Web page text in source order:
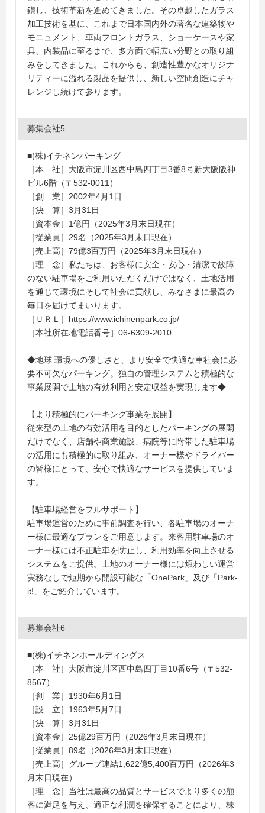
鑚し、技術革新を進めてきました。その卓越したガラス
加工技術を基に、これまで日本国内外の著名な建築物や
モニュメント、車両フロントガラス、ショーケースや家
具、内装品に至るまで、多方面で幅広い分野との取り組
みをしてきました。これからも、創造性豊かなオリジナ
リティーに溢れる製品を提供し、新しい空間創造にチャ
レンジし続けて参ります。
募集会社5
■(株)イチネンパーキング
［本 社］大阪市淀川区西中島四丁目3番8号新大阪阪神
ビル6階（〒532-0011）
［創 業］2002年4月1日
［決 算］3月31日
［資本金］1億円（2025年3月末日現在）
［従業員］29名（2025年3月末日現在）
［売上高］79億3百万円（2025年3月末日現在）
［理 念］私たちは、お客様に安全・安心・清潔で故障
のない駐車場をご利用いただくだけではなく、土地活用
を通じて環境にそして社会に貢献し、みなさまに最高の
毎日を届けてまいります。
［ＵＲＬ］https://www.ichinenpark.co.jp/
［本社所在地電話番号］06-6309-2010
◆地球 環境への優しさと、より安全で快適な車社会に必
要不可欠なパーキング。独自の管理システムと積極的な
事業展開で土地の有効利用と安定収益を実現します◆
【より積極的にパーキング事業を展開】
従来型の土地の有効活用を目的としたパーキングの展開
だけでなく、店舗や商業施設、病院等に附帯した駐車場
の活用にも積極的に取り組み、オーナー様やドライバー
の皆様にとって、安心で快適なサービスを提供していま
す。
【駐車場経営をフルサポート】
駐車場運営のために事前調査を行い、各駐車場のオーナ
ー様に最適なプランをご用意します。来客用駐車場のオ
ーナー様には不正駐車を防止し、利用効率を向上させる
システムをご提供。土地のオーナー様には煩わしい運営
実務なしで短期から開設可能な「OnePark」及び「Park-
it!」をご紹介しています。
募集会社6
■(株)イチネンホールディングス
［本 社］大阪市淀川区西中島四丁目10番6号（〒532-
8567）
［創 業］1930年6月1日
［設 立］1963年5月7日
［決 算］3月31日
［資本金］25億29百万円（2026年3月末日現在）
［従業員］89名（2026年3月末日現在）
［売上高］グループ連結1,622億5,400百万円（2026年3
月末日現在）
［理 念］当社は最高の品質とサービスでより多くの顧
客に満足を与え、適正な利潤を確保することにより、株